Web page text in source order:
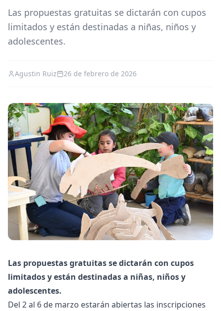
Las propuestas gratuitas se dictarán con cupos
limitados y están destinadas a niñas, niños y
adolescentes.
Agustin Ruiz 26 de febrero de 2026
Las propuestas gratuitas se dictarán con cupos
limitados y están destinadas a niñas, niños y
adolescentes.
Del 2 al 6 de marzo estarán abiertas las inscripciones